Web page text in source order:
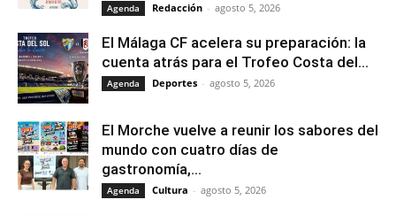
Agenda Redacción - agosto 5, 2026
El Málaga CF acelera su preparación: la
cuenta atrás para el Trofeo Costa del...
Agenda Deportes - agosto 5, 2026
El Morche vuelve a reunir los sabores del
mundo con cuatro días de
gastronomía,...
Agenda Cultura - agosto 5, 2026